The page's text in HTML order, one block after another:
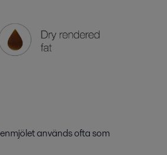
används ofta som